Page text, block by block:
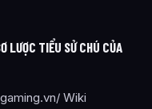
LƯỢC TIỂU SỬ CHÚ CỦA
Wiki